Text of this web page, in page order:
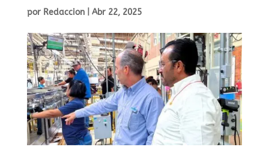
por Redaccion| Abr 22, 2025